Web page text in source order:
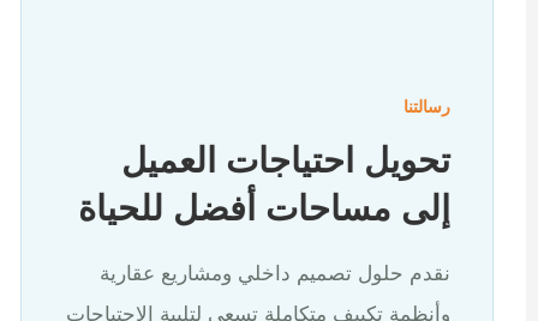
رسالتنا
تحويل احتياجات العميل
إلى مساحات أفضل للحياة
نقدم حلول تصميم داخلي ومشاريع عقارية
وأنظمة تكييف متكاملة تسعى لتلبية الاحتياجات